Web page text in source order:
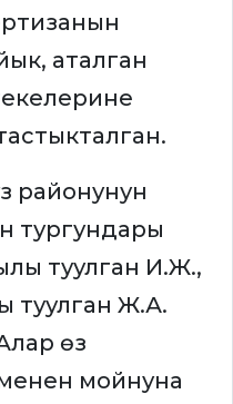
аталган
районунун
тургундары
туулган И.Ж.,
туулган Ж.А.
өз
мойнуна